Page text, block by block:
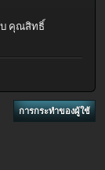
บ คุณสิทธิ์
การกระทำของผู้ใช้